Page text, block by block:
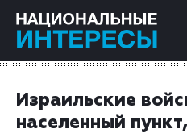
Израильские
населенный